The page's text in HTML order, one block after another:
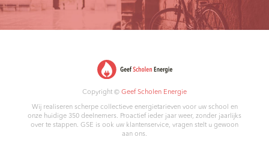
Copyright © Geef Scholen Energie
Wij realiseren scherpe collectieve energietarieven voor uw school en
onze huidige 350 deelnemers. Proactief ieder jaar weer, zonder jaarlijks
over te stappen. GSE is ook uw klantenservice, vragen stelt u gewoon
aan ons.